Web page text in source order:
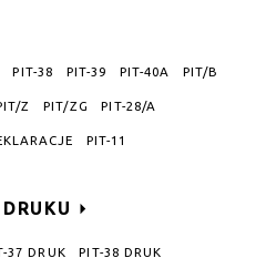
PIT-38 PIT-39 PIT-40A PIT/B
Z PIT/ZG PIT-28/A
PIT-11
37 DRUK PIT-38 DRUK